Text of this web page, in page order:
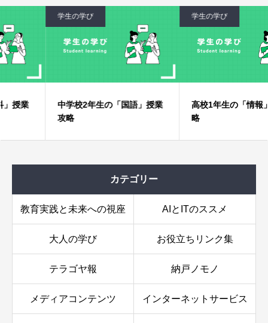
中学校2年生の「国語」授業
高校1年生の「情報」授業攻
カテゴリー
教育実践と未来への視座 AIとITのススメ
大人の学び お役立ちリンク集
テラゴヤ報 納戸ノモノ
メディアコンテンツ インターネットサービス
生徒の攻略方法